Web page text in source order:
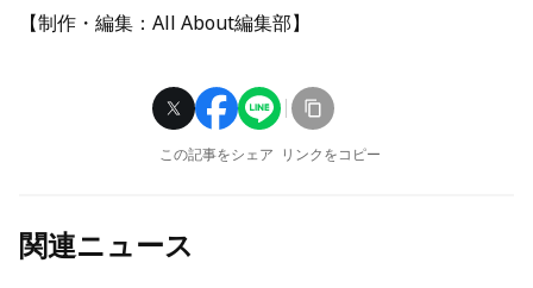
【制作・編集：All About編集部】
この記事をシェア リンクをコピー
関連ニュース